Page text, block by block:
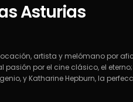
Asturias
artista y melómano por
por el cine clásico, el
y Katharine Hepburn, la